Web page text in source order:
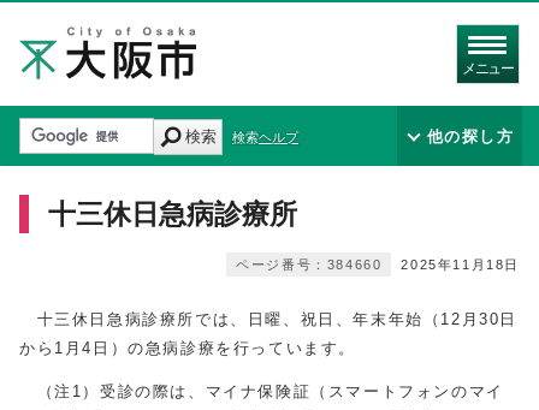
メニュー
検索 検索ヘルプ 他の探し方
十三休日急病診療所
2025年11月18日
ページ番号：384660
十三休日急病診療所では、日曜、祝日、年末年始（12月30日
から1月4日）の急病診療を行っています。
（注1）受診の際は、マイナ保険証（スマートフォンのマイ